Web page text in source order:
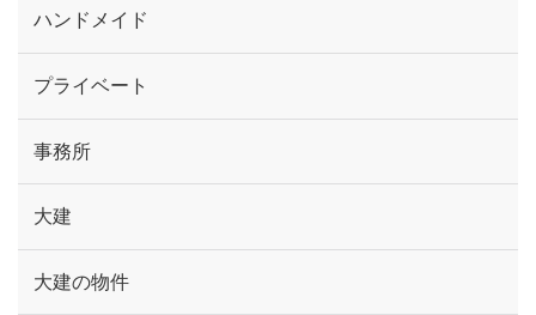
ハンドメイド
プライベート
事務所
大建
大建の物件